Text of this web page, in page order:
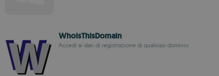
WhoisThisDomain
Accedi ai dati di registrazione di qualsiasi dominio